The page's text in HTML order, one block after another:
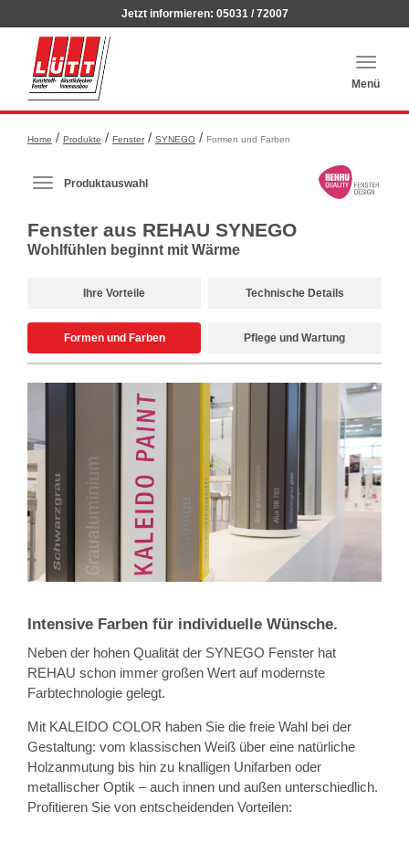
Jetzt informieren: 05031 / 72007
Menü
Home / Produkte / Fenster/ SYNEGO / Formen und Farben
Produktauswahl-
ausklappen
Produktauswahl
Fenster aus REHAU SYNEGO
Wohlfühlen beginnt mit Wärme
Ihre Vorteile Technische Details
Formen und Farben Pflege und Wartung
Intensive Farben für individuelle Wünsche.
Neben der hohen Qualität der SYNEGO Fenster hat
REHAU schon immer großen Wert auf modernste
Farbtechnologie gelegt.
Mit KALEIDO COLOR haben Sie die freie Wahl bei der
Gestaltung: vom klassischen Weiß über eine natürliche
Holzanmutung bis hin zu knalligen Unifarben oder
metallischer Optik – auch innen und außen unterschiedlich.
Profitieren Sie von entscheidenden Vorteilen: